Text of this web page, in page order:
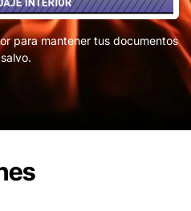
para mantener tus documentos